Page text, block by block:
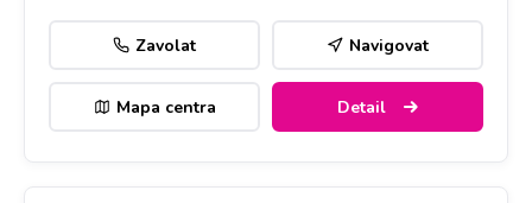
Zavolat Navigovat
Mapa centra Detail